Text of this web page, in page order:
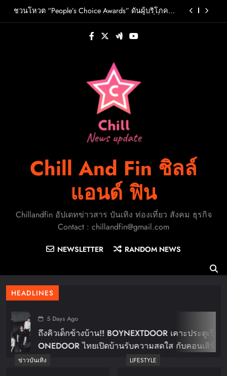
วต์ PRIMA เตรียมปล่อย 4 ก.ย. นี้
ชวนโหวต “People’s Choice Awards” ดันผู้บริโภค
FLO เกิร์ลกรุ๊ป R&B สุดแซ่บแห่งยุค ส่งอัลบั้มชุดที่ 2
THERAPY AT THE CLUB พร้อมปล่อยเอ็มวี “Cry Ugly”
ครอบครัว สร้างความทรงจำดีๆไปกับออนิกซ์ฮอสพิ
รู้จัก ADÉLA ป๊อปสตาร์สาวดาวรุ่งจากสโลวาเกีย กับ
เพลงสุดไวรัล “Ain’t In LA”พร้อมประกาศอัลบั้มเดบิ
วต์ PRIMA เตรียมปล่อย 4 ก.ย. นี้
ชวนโหวต “People’s Choice Awards” ดันผู้บริโภค
ร่วมตัดสินสุดยอดบริษัทอสังหาฯและเอเจนต์ที่ชื่น
FLO เกิร์ลกรุ๊ป R&B สุดแซ่บแห่งยุค ส่งอัลบั้มชุดที่ 2
THERAPY AT THE CLUB พร้อมปล่อยเอ็มวี “Cry Ugly”
โดนใจแฟนคลับ ก่อนบินมาเจอแฟนไทย 29 สิงหาคม
ปักหมุดวันหยุดนี้! ออกไปสร้างช่วงเวลาพิเศษกับ
ครอบครัว สร้างความทรงจำดีๆไปกับออนิกซ์ฮอสพิ
Chill And Fin ชิลล์
แอนด์ ฟิน
Chillandfin อัปเดทข่าวสาร บันเทิง ท่องเที่ยว สังคม ธุรกิจ
Contact : chillandfin@gmail.com
NEWSLETTER RANDOM NEWS
HEADLINES
5 Days Ago
ถึงคิวเด็กข้างบ้าน!! BOYNEXTDOOR เคาะประตูเรียก
ONEDOOR ไทยเปิดบ้านรับความสดใส กับคอนเสิร์ต
ใหญ่ในไทย “BOYNEXTDOOR TOUR ‘KNOCK ON
ข่าวบันเทิง LIFESTYLE